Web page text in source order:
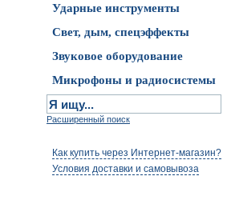
Ударные инструменты
Свет, дым, спецэффекты
Звуковое оборудование
Микрофоны и радиосистемы
Расширенный поиск
Как купить через Интернет-магазин?
Условия доставки и самовывоза